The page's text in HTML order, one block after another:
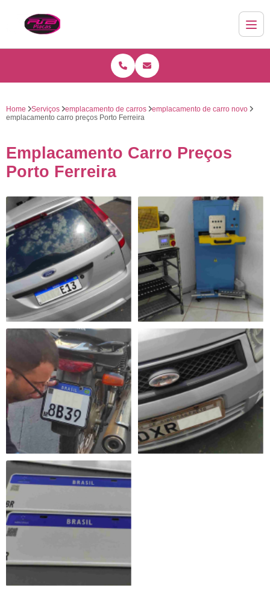
Home Serviços emplacamento de carros
emplacamento de carro novo
emplacamento carro preços Porto Ferreira
Emplacamento Carro Preços
Porto Ferreira